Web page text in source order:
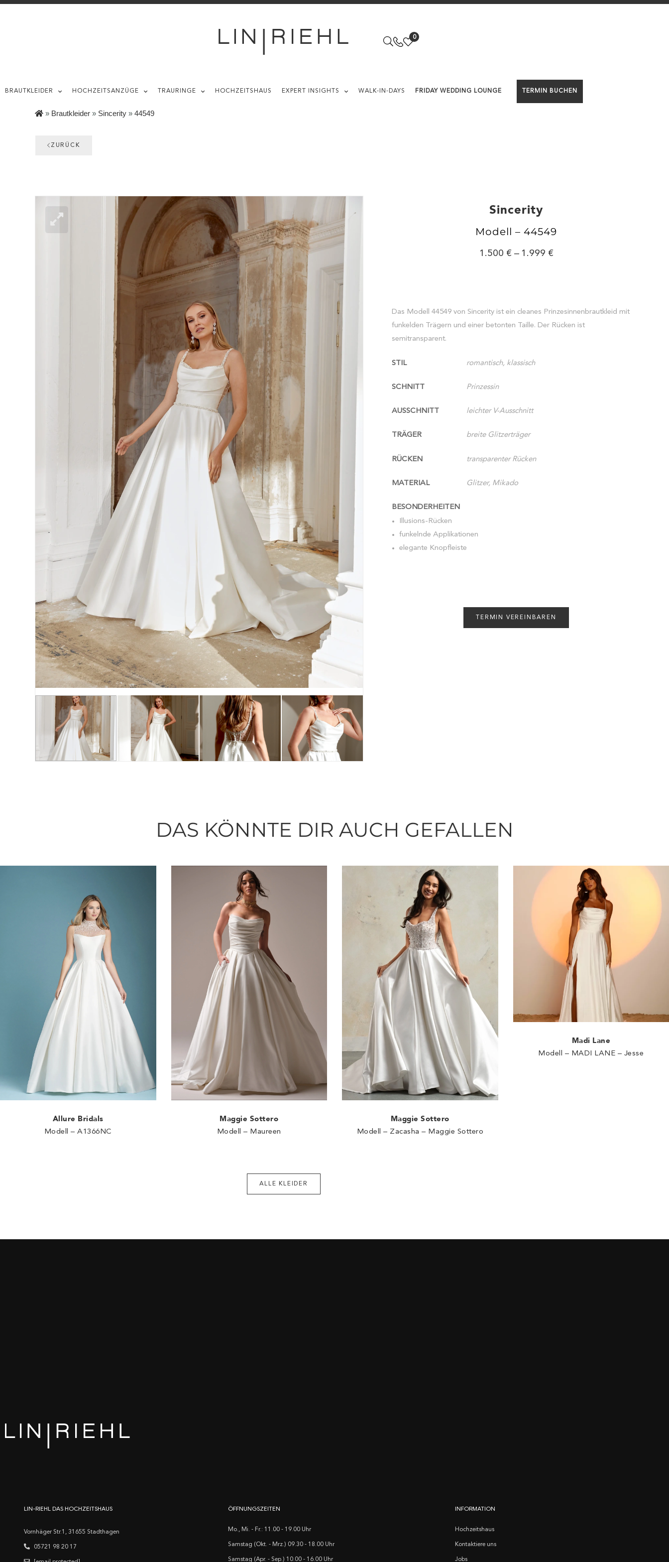
0
BRAUTKLEIDER HOCHZEITSANZÜGE TRAURINGE HOCHZEITSHAUS EXPERT INSIGHTS WALK-IN-DAYS FRIDAY WEDDING LOUNGE TERMIN BUCHEN
» Brautkleider » Sincerity » 44549
ZURÜCK
Sincerity
Modell – 44549
1.500 – 1.999
Das Modell 44549 von Sincerity ist ein cleanes Prinzesinnenbrautkleid mit
funkelden Trägern und einer betonten Taille. Der Rücken ist
semitransparent.
STIL romantisch, klassisch
SCHNITT Prinzessin
AUSSCHNITT leichter V-Ausschnitt
TRÄGER breite Glitzerträger
RÜCKEN transparenter Rücken
MATERIAL Glitzer, Mikado
BESONDERHEITEN
Illusions-Rücken
funkelnde Applikationen
elegante Knopfleiste
TERMIN VEREINBAREN
DAS KÖNNTE DIR AUCH GEFALLEN
Allure Bridals
Modell – A1366NC
Maggie Sottero
Modell – Maureen
Maggie Sottero
Modell – Zacasha – Maggie Sottero
Madi Lane
Modell – MADI LANE – Jesse
ALLE KLEIDER
LIN-RIEHL DAS HOCHZEITSHAUS
Vornhäger Str.1, 31655 Stadthagen
05721 98 20 17
ÖFFNUNGSZEITEN
Mo., Mi. - Fr.: 11.00 - 19.00 Uhr
Samstag (Okt. - Mrz.) 09.30 - 18.00 Uhr
Samstag (Apr. - Sep.) 10.00 - 16.00 Uhr
INFORMATION
Hochzeitshaus
Kontaktiere uns
Jobs